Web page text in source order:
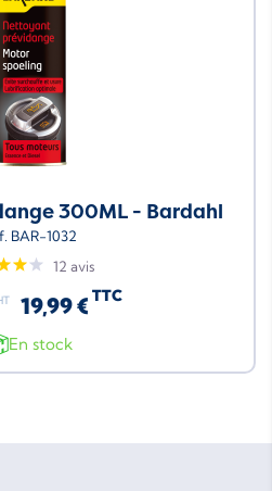
300ML - Bardahl
BAR-1032
12 avis
19,99 € TTC
En stock